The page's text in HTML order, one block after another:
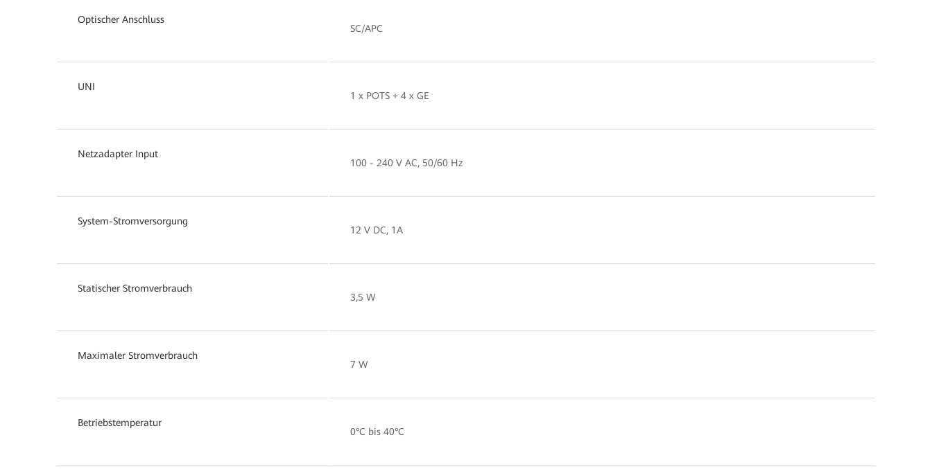
Optischer Anschluss
SC/APC
UNI
1 x POTS + 4 x GE
Netzadapter Input
100 - 240 V AC, 50/60 Hz
System-Stromversorgung
12 V DC, 1A
Statischer Stromverbrauch
3,5 W
Maximaler Stromverbrauch
7 W
Betriebstemperatur
0°C bis 40°C